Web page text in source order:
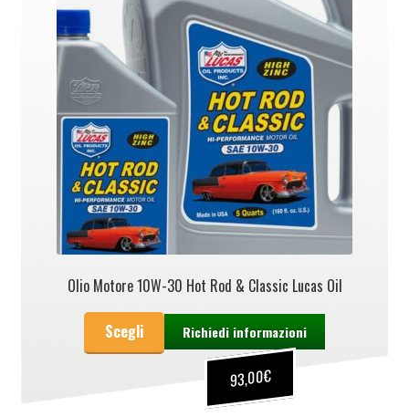
Olio Motore 10W-30 Hot Rod & Classic Lucas Oil
93,00€
Scegli Richiedi informazioni